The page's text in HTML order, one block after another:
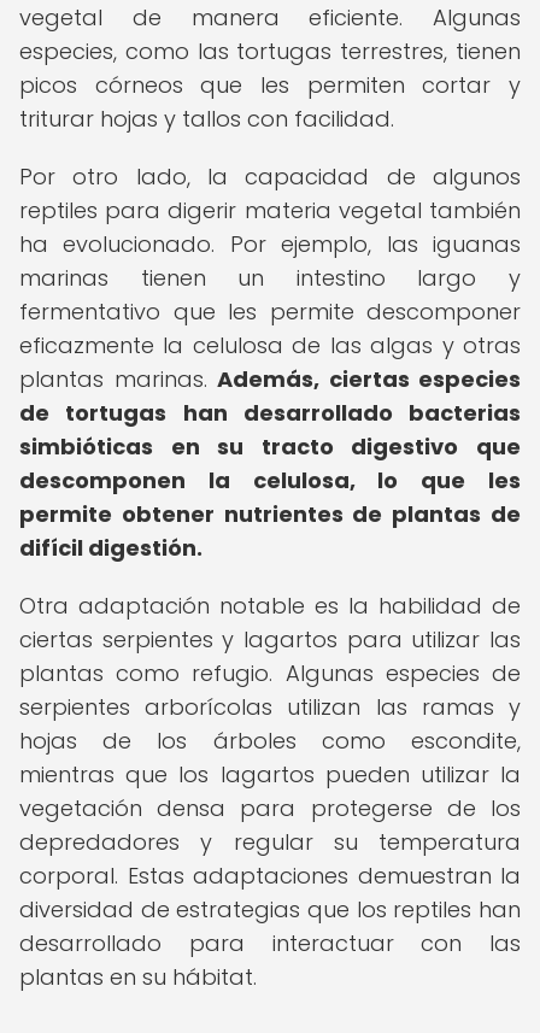
vegetal de manera eficiente. Algunas
especies, como las tortugas terrestres, tienen
picos córneos que les permiten cortar y
triturar hojas y tallos con facilidad.
Por otro lado, la capacidad de algunos
reptiles para digerir materia vegetal también
ha evolucionado. Por ejemplo, las iguanas
marinas tienen un intestino largo y
fermentativo que les permite descomponer
eficazmente la celulosa de las algas y otras
plantas marinas. Además, ciertas especies
de tortugas han desarrollado bacterias
simbióticas en su tracto digestivo que
descomponen la celulosa, lo que les
permite obtener nutrientes de plantas de
difícil digestión.
Otra adaptación notable es la habilidad de
ciertas serpientes y lagartos para utilizar las
plantas como refugio. Algunas especies de
serpientes arborícolas utilizan las ramas y
hojas de los árboles como escondite,
mientras que los lagartos pueden utilizar la
vegetación densa para protegerse de los
depredadores y regular su temperatura
corporal. Estas adaptaciones demuestran la
diversidad de estrategias que los reptiles han
desarrollado para interactuar con las
plantas en su hábitat.